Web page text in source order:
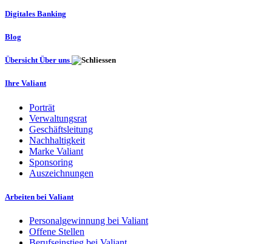
Digitales Banking
Blog
Übersicht Über uns
Ihre Valiant
Porträt
Verwaltungsrat
Geschäftsleitung
Nachhaltigkeit
Marke Valiant
Sponsoring
Auszeichnungen
Arbeiten bei Valiant
Personalgewinnung bei Valiant
Offene Stellen